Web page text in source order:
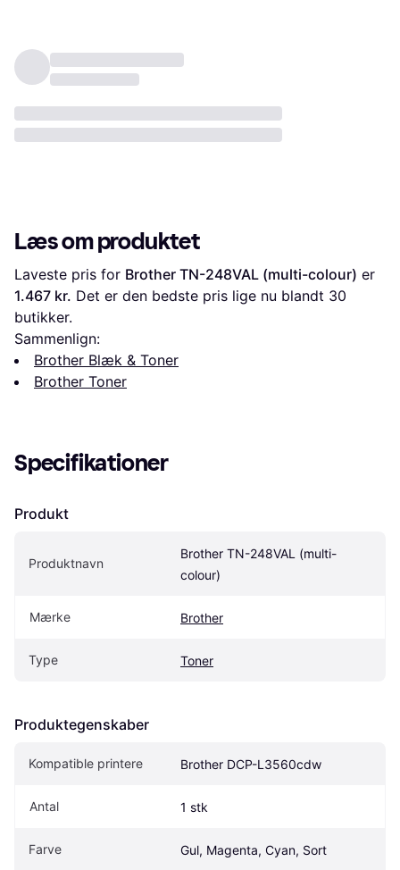
Læs om produktet
Laveste pris for Brother TN-248VAL (multi-colour)
1.467 kr. Det er den bedste pris lige nu blandt 30
butikker.
Sammenlign:
Brother Blæk & Toner
Brother Toner
Specifikationer
Produkt
Produktnavn
Brother TN-248VAL (multi-
colour)
Mærke Brother
Type Toner
Produktegenskaber
Kompatible printere Brother DCP-L3560cdw
Antal 1 stk
Farve Gul, Magenta, Cyan, Sort